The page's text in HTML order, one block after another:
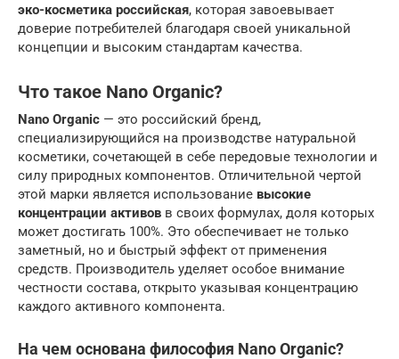
эко-косметика российская, которая завоевывает
доверие потребителей благодаря своей уникальной
концепции и высоким стандартам качества.
Что такое Nano Organic?
Nano Organic — это российский бренд,
специализирующийся на производстве натуральной
косметики, сочетающей в себе передовые технологии и
силу природных компонентов. Отличительной чертой
этой марки является использование высокие
концентрации активов в своих формулах, доля которых
может достигать 100%. Это обеспечивает не только
заметный, но и быстрый эффект от применения
средств. Производитель уделяет особое внимание
честности состава, открыто указывая концентрацию
каждого активного компонента.
На чем основана философия Nano Organic?